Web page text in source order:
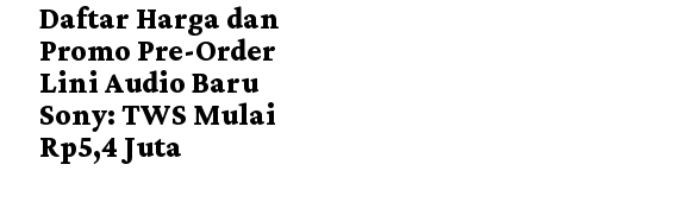
Daftar Harga dan
Promo Pre-Order
Lini Audio Baru
Sony: TWS Mulai
Rp5,4 Juta